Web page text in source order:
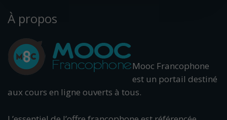
À propos
Mooc Francophone
est un portail destiné
aux cours en ligne ouverts à tous.